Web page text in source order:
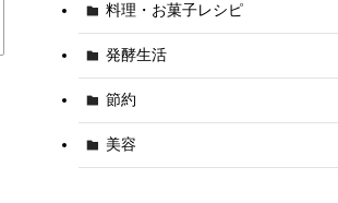
料理・お菓子レシピ
発酵生活
節約
美容